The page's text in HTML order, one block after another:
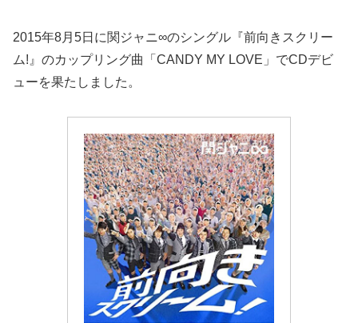
2015年8月5日に関ジャニ∞のシングル『前向きスクリー
ム!』のカップリング曲「CANDY MY LOVE」でCDデビ
ューを果たしました。